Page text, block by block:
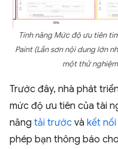
Tính năng Mức độ ưu tiên
Paint (Lần sơn nội dung lớn
một thử
Trước đây, nhà phát
mức độ ưu tiên của tài
năng tải trước và kết
phép bạn thông báo